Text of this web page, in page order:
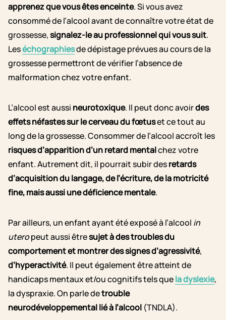
apprenez que vous êtes enceinte. Si vous avez
consommé de l’alcool avant de connaître votre état de
grossesse,signalez-le au professionnel qui vous suit.
Leséchographiesde dépistage prévues au cours de la
grossesse permettront de vérifier l’absence de
malformation chez votre enfant.
L’alcool est aussi neurotoxique. Il peut donc avoirdes
effets néfastes sur le cerveau du fœtuset ce tout au
long de la grossesse. Consommer de l’alcool accroît les
risques d’apparition d’un retard mentalchez votre
enfant. Autrement dit, il pourrait subir desretards
d’acquisition du langage, de l’écriture, de la motricité
fine, mais aussi une déficience mentale.
Par ailleurs, un enfant ayant été exposé à l’alcool in
uteropeut aussi êtresujet à des troubles du
comportement et montrer des signes d’agressivité,
d’hyperactivité. Il peut également être atteint de
handicaps mentaux et/ou cognitifs tels quela dyslexie,
la dyspraxie. On parle detrouble
neurodéveloppemental lié à l’alcool (TNDLA).